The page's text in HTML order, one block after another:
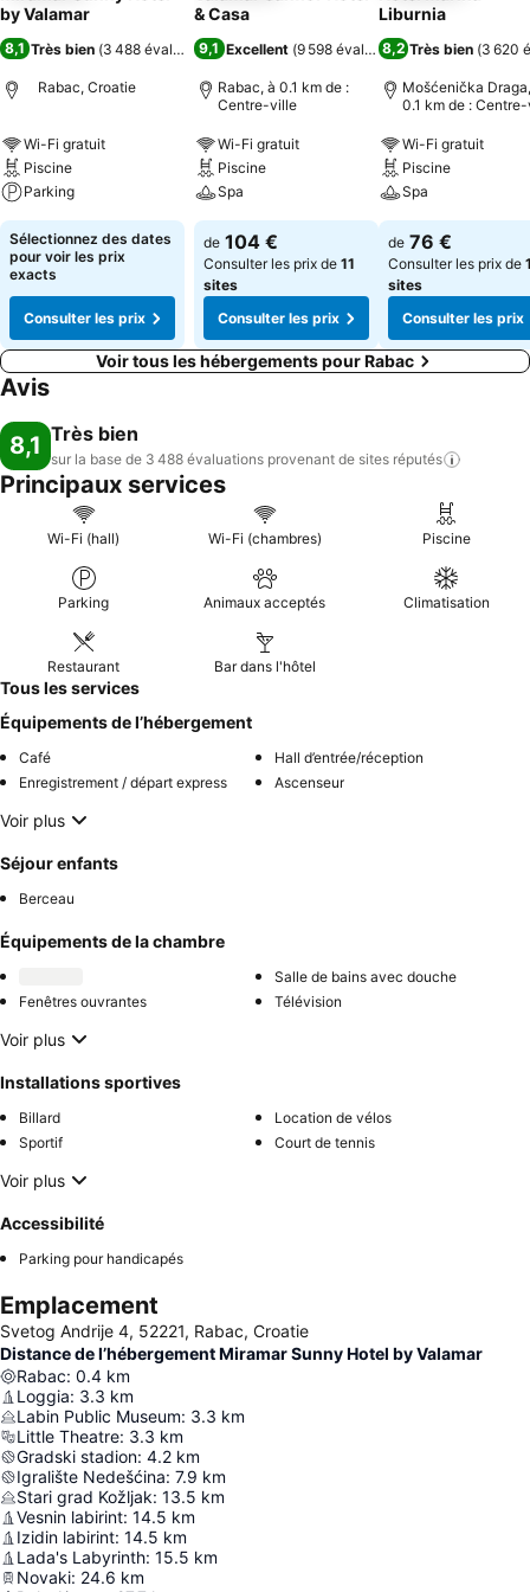
by Valamar
8,1 Très bien (3 488 évaluations )
Rabac, Croatie
Wi-Fi gratuit
Piscine
Parking
Sélectionnez des dates
pour voir les prix
exacts
Consulter les prix
& Casa
9,1 Excellent (9 598 évaluations)
Rabac, à 0.1 km de :
Centre-ville
Wi-Fi gratuit
Piscine
Spa
de 104 €
Consulter les prix de 11
sites
Consulter les prix
Liburnia
8,2 Très bien (3 620
Mošćenička
0.1 km de :
Wi-Fi gratuit
Piscine
Spa
de 76 €
Consulter les prix de
sites
Consulter les prix
Voir tous les hébergements pour Rabac
Avis
8,1 Très bien
sur la base de 3 488 évaluations provenant de sites réputés
Principaux services
Wi-Fi (hall) Wi-Fi (chambres) Piscine
Parking Animaux acceptés Climatisation
Restaurant Bar dans l'hôtel
Tous les services
Équipements de l’hébergement
Café
Hall d’entrée/réception
Enregistrement / départ express
Ascenseur
Voir plus
Séjour enfants
Berceau
Équipements de la chambre
Salle de bains avec douche
Fenêtres ouvrantes
Télévision
Voir plus
Installations sportives
Billard
Location de vélos
Sportif
Court de tennis
Voir plus
Accessibilité
Parking pour handicapés
Emplacement
Svetog Andrije 4, 52221, Rabac, Croatie
Distance de l’hébergement Miramar Sunny Hotel by Valamar
Rabac: 0.4 km
Loggia: 3.3 km
Labin Public Museum: 3.3 km
Little Theatre: 3.3 km
Gradski stadion: 4.2 km
Igralište Nedešćina: 7.9 km
Stari grad Kožljak: 13.5 km
Vesnin labirint: 14.5 km
Izidin labirint: 14.5 km
Lada's Labyrinth: 15.5 km
Novaki: 24.6 km